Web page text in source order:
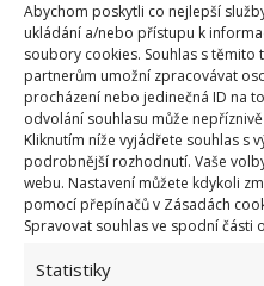
Abychom poskytli co nejlepší
ukládání a/nebo přístupu k
soubory cookies. Souhlas s těmito
partnerům umožní zpracovávat
procházení nebo jedinečná ID na
odvolání souhlasu může
Kliknutím níže vyjádřete souhlas s
podrobnější rozhodnutí. Vaše
webu. Nastavení můžete kdykoli
pomocí přepínačů v Zásadách
Spravovat souhlas ve spodní části
Statistiky
Fotografie: Freepik
Dělejte to
Abyste docílili toho, že
měkké a příjemné, je
opakovat. Klidně takto